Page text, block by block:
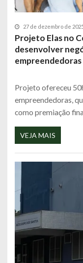
27 de dezembro de
Projeto Elas no
desenvolver
Projeto ofereceu
empreendedoras,
como premiação
VEJA MAIS